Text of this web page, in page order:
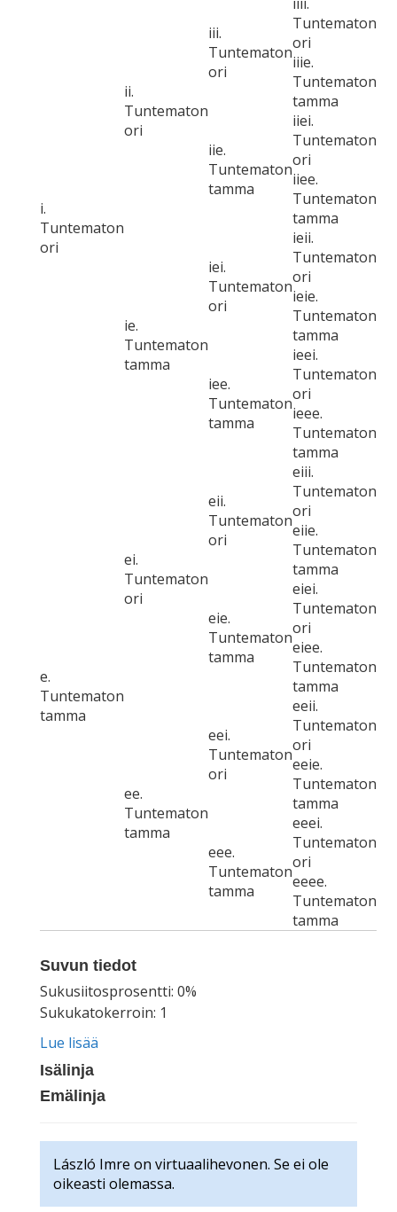
i.
Tuntematon
ori
ii.
Tuntematon
ori
iii.
Tuntematon
ori
Tuntematon
ori
iiie.
Tuntematon
tamma
iie.
Tuntematon
tamma
iiei.
Tuntematon
ori
iiee.
Tuntematon
tamma
ie.
Tuntematon
tamma
iei.
Tuntematon
ori
ieii.
Tuntematon
ori
ieie.
Tuntematon
tamma
iee.
Tuntematon
tamma
ieei.
Tuntematon
ori
ieee.
Tuntematon
tamma
e.
Tuntematon
tamma
ei.
Tuntematon
ori
eii.
Tuntematon
ori
eiii.
Tuntematon
ori
eiie.
Tuntematon
tamma
eie.
Tuntematon
tamma
eiei.
Tuntematon
ori
eiee.
Tuntematon
tamma
ee.
Tuntematon
tamma
eei.
Tuntematon
ori
eeii.
Tuntematon
ori
eeie.
Tuntematon
tamma
eee.
Tuntematon
tamma
eeei.
Tuntematon
ori
eeee.
Tuntematon
tamma
Suvun tiedot
Sukusiitosprosentti: 0%
Sukukatokerroin: 1
Lue lisää
Isälinja
Emälinja
László Imre on virtuaalihevonen. Se ei ole
oikeasti olemassa.